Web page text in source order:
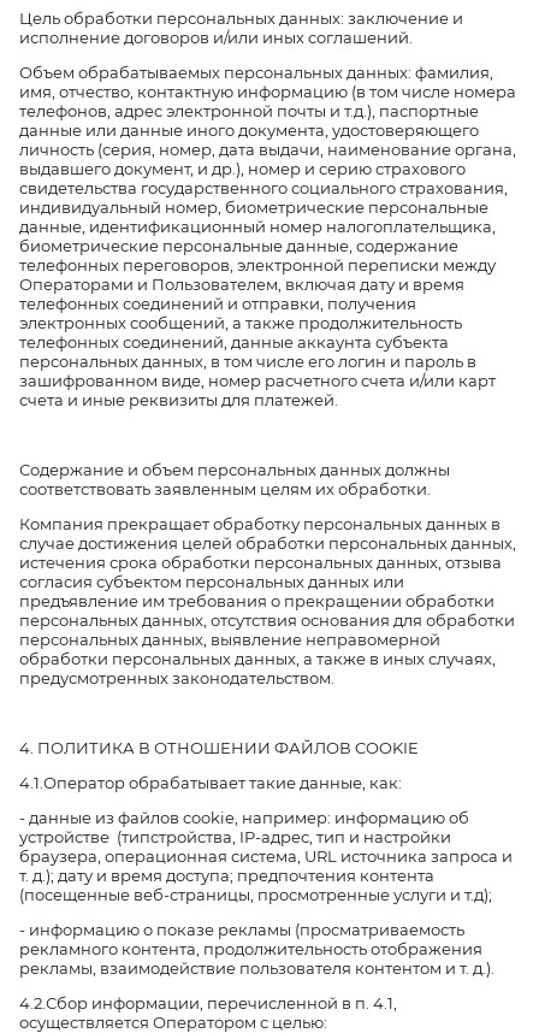
Цель обработки персональных данных: заключение и
исполнение договоров и/или иных соглашений.
Объем обрабатываемых персональных данных: фамилия,
имя, отчество, контактную информацию (в том числе номера
телефонов, адрес электронной почты и т.д.), паспортные
данные или данные иного документа, удостоверяющего
личность (серия, номер, дата выдачи, наименование органа,
выдавшего документ, и др.), номер и серию страхового
свидетельства государственного социального страхования,
индивидуальный номер, биометрические персональные
данные, идентификационный номер налогоплательщика,
биометрические персональные данные, содержание
телефонных переговоров, электронной переписки между
Операторами и Пользователем, включая дату и время
телефонных соединений и отправки, получения
электронных сообщений, а также продолжительность
телефонных соединений, данные аккаунта субъекта
персональных данных, в том числе его логин и пароль в
зашифрованном виде, номер расчетного счета и/или карт
счета и иные реквизиты для платежей.
Содержание и объем персональных данных должны
соответствовать заявленным целям их обработки.
Компания прекращает обработку персональных данных в
случае достижения целей обработки персональных данных,
истечения срока обработки персональных данных, отзыва
согласия субъектом персональных данных или
предъявление им требования о прекращении обработки
персональных данных, отсутствия основания для обработки
персональных данных, выявление неправомерной
обработки персональных данных, а также в иных случаях,
предусмотренных законодательством.
4. ПОЛИТИКА В ОТНОШЕНИИ ФАЙЛОВ COOKIE
4.1.Оператор обрабатывает такие данные, как:
- данные из файлов cookie, например: информацию об
устройстве (типстройства, IP-адрес, тип и настройки
браузера, операционная система, URL источника запроса и
т. д.); дату и время доступа; предпочтения контента
(посещенные веб-страницы, просмотренные услуги и т.д);
- информацию о показе рекламы (просматриваемость
рекламного контента, продолжительность отображения
рекламы, взаимодействие пользователя контентом и т. д.).
4.2.Сбор информации, перечисленной в п. 4.1,
осуществляется Оператором с целью: